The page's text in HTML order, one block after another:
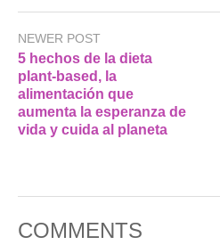
NEWER POST
5 hechos de la dieta
plant-based, la
alimentación que
aumenta la esperanza de
vida y cuida al planeta
COMMENTS